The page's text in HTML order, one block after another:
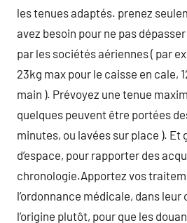
les tenues adaptés. prenez
avez besoin pour ne pas
par les sociétés aériennes ( par
23kg max pour le caisse en cale,
main ). Prévoyez une tenue
quelques peuvent être portées
minutes, ou lavées sur place ). Et
d’espace, pour rapporter des
chronologie.Apportez vos
l’ordonnance médicale, dans
l’origine plutôt, pour que les